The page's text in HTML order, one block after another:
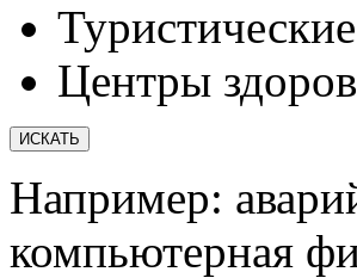
Центры
Например:
компьютерная